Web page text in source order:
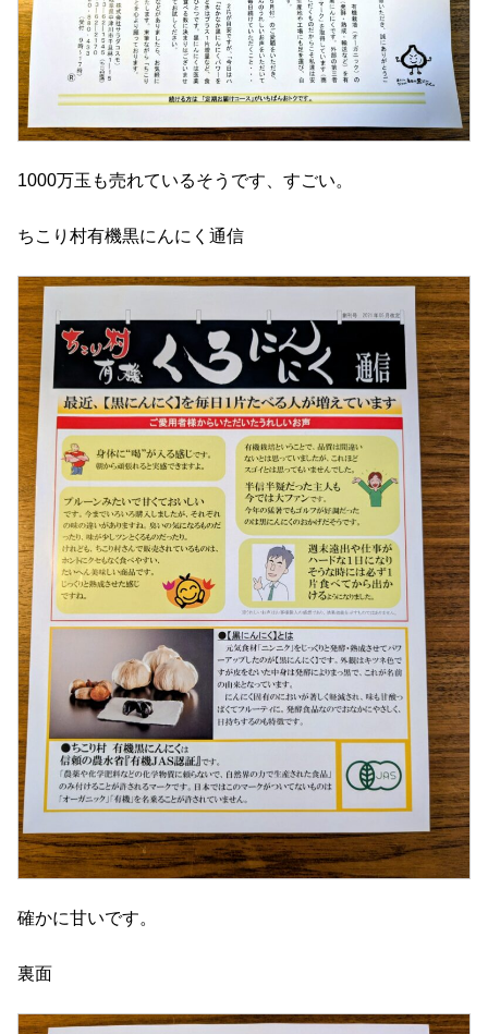
1000万玉も売れているそうです、すごい。
ちこり村有機黒にんにく通信
確かに甘いです。
裏面